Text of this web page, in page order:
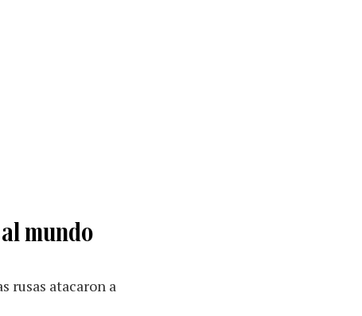
mundo
rusas atacaron a